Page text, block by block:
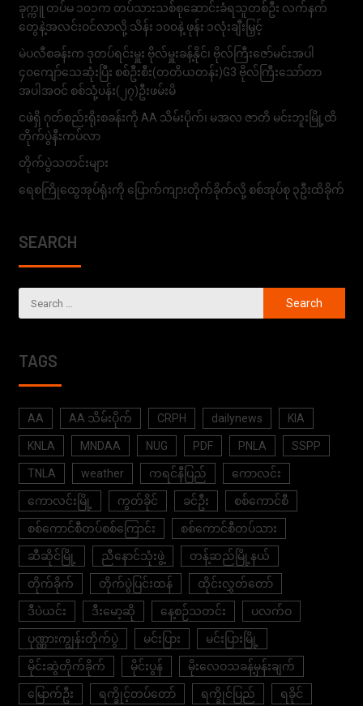
ခုက္ကူ တပ်မ ၁၀၁က တပ်သားသစ်စုဆောင်းခံရသူတစ်ဦး လက်နက်
တွေနဲ့အလင်းဝင်လာလို့ သိန်း ၁၀၀နဲ့ ဖုန်း ၁လုံးချီးမြှင့်
မဲပလီစခန်းက ဒုတပ်ရင်းမှူး ဗိုလ်မှူးခန့်နိုင်၊ ဗိုလ်ကြီးဇော်မင်းအပါ
၄၀ကျော်သေဆုံးပြီး စစ်ဦးစီး(တတိယတန်း)G3 ဗိုလ်ကြီးသော်တာ
အပါအဝင် စစ်သုံ့ပန်း(၂၇)ဦးဖမ်းမိ
ငဖဲရှိ ဂုတ်စည်းရိုးစခန်းကို AA သိမ်းပိုက်၊ မအလ ဇာတိ မင်းဘူးမြို့ထိ
တိုက်ပွဲနီးကပ်လာ
တိုက်ပွဲသတင်းများ
ရေစကြိုထွေအုပ်ရုံးကို ပြောက်ကျားတိုက်ခိုက်လို့ စစ်အုပ်စု ၃ဦးထိခိုက်
SEARCH
TAGS
AA AA သိမ်းပိုက် CRPH dailynews KIA
KNLA MNDAA NUG PDF PNLA SSPP
TNLA weather ကရင်နီပြည် ကောလင်း
ကောလင်းမြို့ ကွတ်ခိုင် ခင်ဦး စစ်ကောင်စီ
စစ်ကောင်စီတပ်စစ်ကြောင်း စစ်ကောင်စီတပ်သား
ဆီဆိုင်မြို့ ညီနောင်သုံးဖွဲ့ တန့်ဆည်မြို့နယ်
တိုက်ခိုက် တိုက်ပွဲပြင်းထန် ထိုင်းလွှတ်တော်
ဒီပဲယင်း ဒီးမော့ဆို နေ့စဉ်သတင်း ပလက်ဝ
ပုဏ္ဏားကျွန်းတိုက်ပွဲ မင်းပြား မင်းပြားမြို့
မိုင်းဆွဲတိုက်ခိုက် မိုင်းပွန် မိုးလေဝသခန့်မှန်းချက်
မြောက်ဦး ရက္ခိုင့်တပ်တော် ရက္ခိုင်ပြည် ရခိုင်